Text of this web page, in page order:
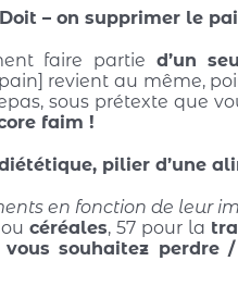
Doit – on supprimer le
faire partie d’un
revient au même,
sous prétexte que
faim !
pilier d’une
en fonction de leur
ou céréales, 57 pour la
souhaitez perdre